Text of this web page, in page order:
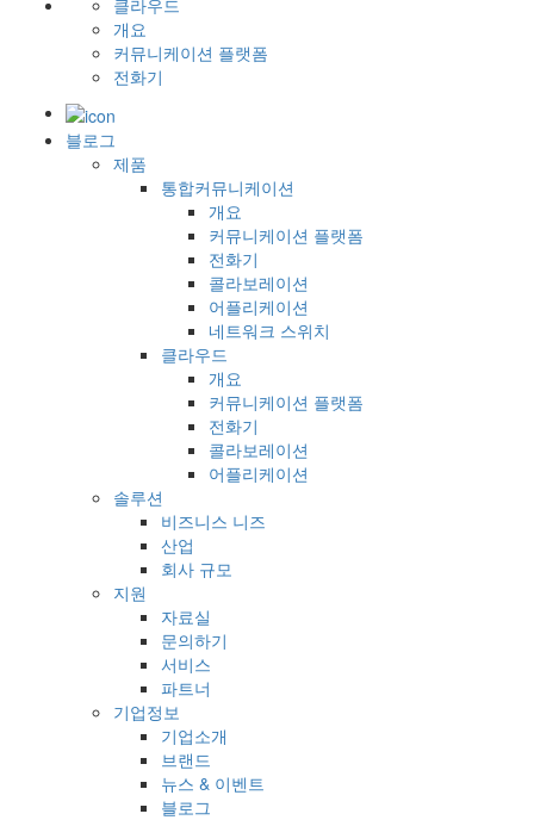
클라우드
개요
커뮤니케이션 플랫폼
전화기
블로그
제품
통합커뮤니케이션
개요
커뮤니케이션 플랫폼
전화기
콜라보레이션
어플리케이션
네트워크 스위치
클라우드
개요
커뮤니케이션 플랫폼
전화기
콜라보레이션
어플리케이션
솔루션
비즈니스 니즈
산업
회사 규모
지원
자료실
문의하기
서비스
파트너
기업정보
기업소개
브랜드
뉴스 & 이벤트
블로그